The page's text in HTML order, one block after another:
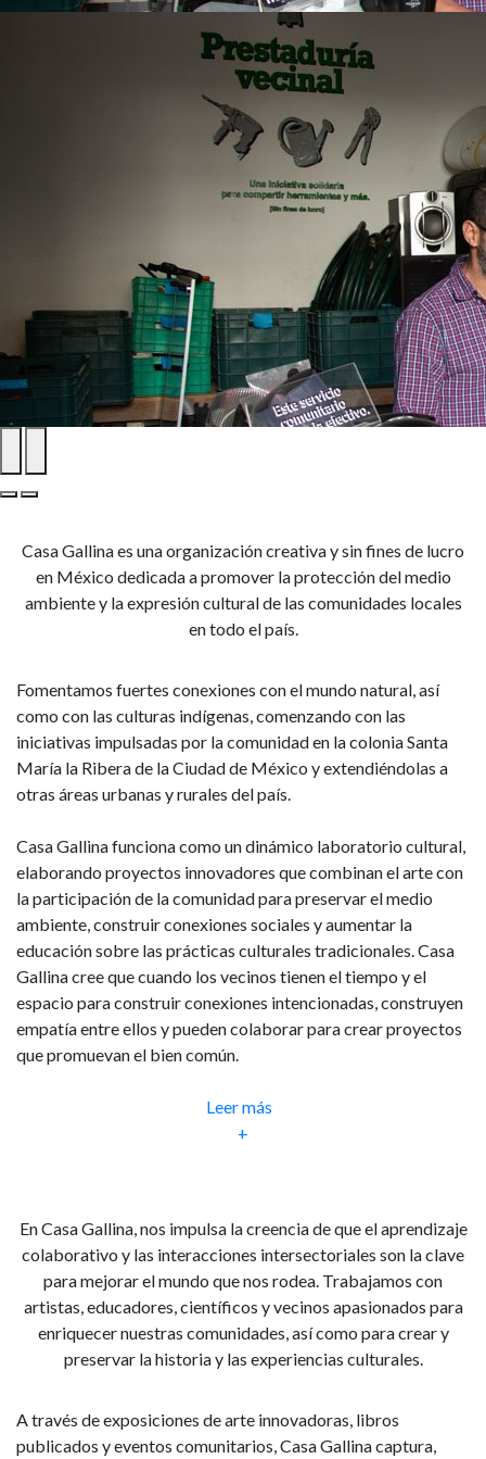
Casa Gallina es una organización creativa y sin fines de lucro
en México dedicada a promover la protección del medio
ambiente y la expresión cultural de las comunidades locales
en todo el país.
Fomentamos fuertes conexiones con el mundo natural, así
como con las culturas indígenas, comenzando con las
iniciativas impulsadas por la comunidad en la colonia Santa
María la Ribera de la Ciudad de México y extendiéndolas a
otras áreas urbanas y rurales del país.
Casa Gallina funciona como un dinámico laboratorio cultural,
elaborando proyectos innovadores que combinan el arte con
la participación de la comunidad para preservar el medio
ambiente, construir conexiones sociales y aumentar la
educación sobre las prácticas culturales tradicionales. Casa
Gallina cree que cuando los vecinos tienen el tiempo y el
espacio para construir conexiones intencionadas, construyen
empatía entre ellos y pueden colaborar para crear proyectos
que promuevan el bien común.
Leer más
+
En Casa Gallina, nos impulsa la creencia de que el aprendizaje
colaborativo y las interacciones intersectoriales son la clave
para mejorar el mundo que nos rodea. Trabajamos con
artistas, educadores, científicos y vecinos apasionados para
enriquecer nuestras comunidades, así como para crear y
preservar la historia y las experiencias culturales.
A través de exposiciones de arte innovadoras, libros
publicados y eventos comunitarios, Casa Gallina captura,